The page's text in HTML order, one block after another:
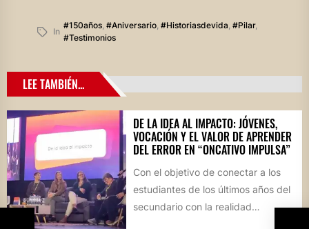
In
#150años, #aniversario, #historiasdevida, #pilar,
#testimonios
LEE TAMBIÉN...
DE LA IDEA AL IMPACTO: JÓVENES,
VOCACIÓN Y EL VALOR DE APRENDER
DEL ERROR EN “ONCATIVO IMPULSA”
Con el objetivo de conectar a los
estudiantes de los últimos años del
secundario con la realidad